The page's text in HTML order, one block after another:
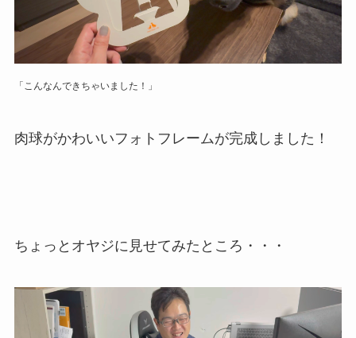
「こんなんできちゃいました！」
肉球がかわいいフォトフレームが完成しました！
ちょっとオヤジに見せてみたところ・・・